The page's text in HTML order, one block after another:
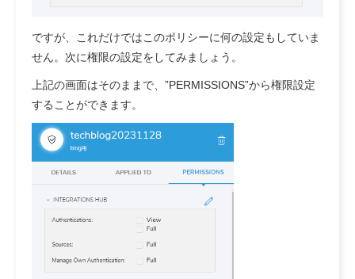
ですが、これだけではこのポリシーに何の設定もしていま
せん。次に権限の設定をしてみましょう。
上記の画面はそのままで、”PERMISSIONS”から権限設定
することができます。